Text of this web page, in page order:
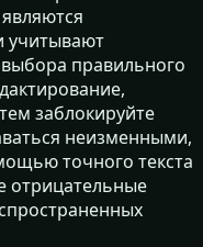
учитывают
правильного
заблокируйте
неизменными,
точного текста
отрицательные